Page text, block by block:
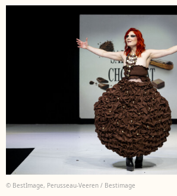
© BestImage, Perusseau-Veeren / Bestimage